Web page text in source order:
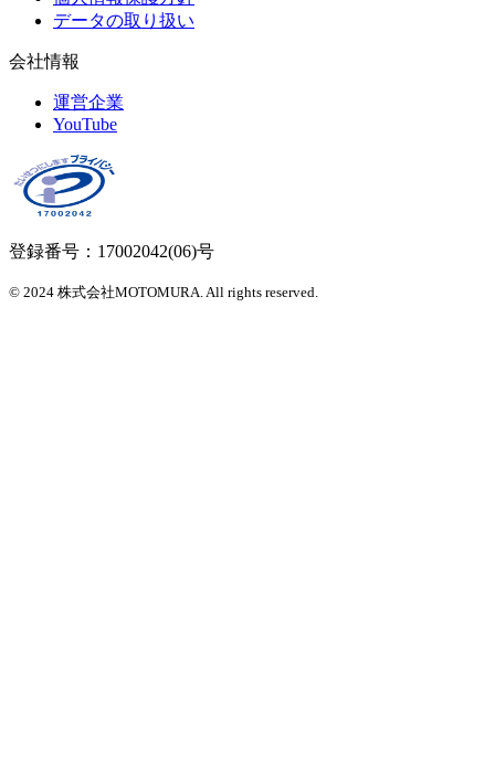
データの取り扱い
会社情報
運営企業
YouTube
登録番号：17002042(06)号
© 2024 株式会社MOTOMURA. All rights reserved.